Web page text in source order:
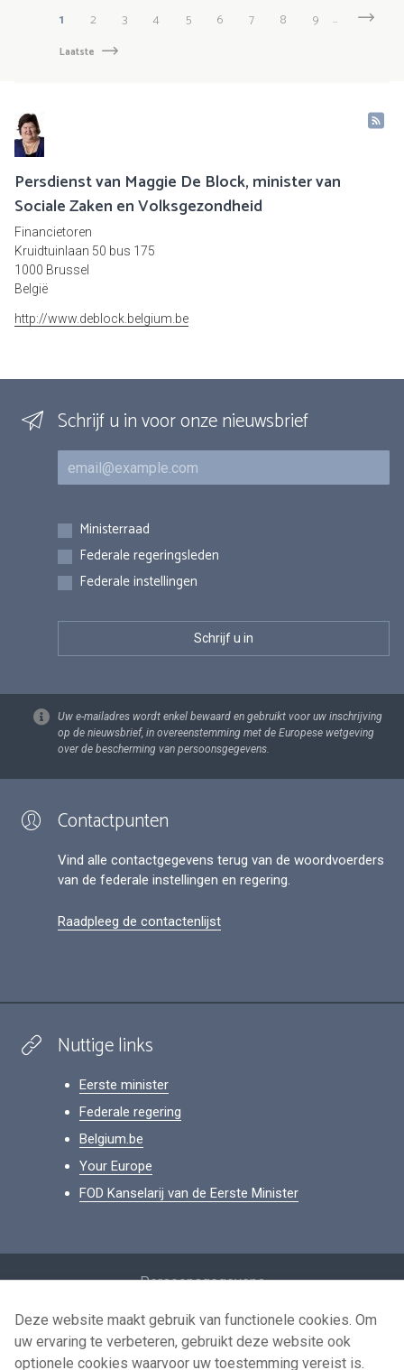
PagineringHuidige
1 Pagina
2 Pagina
3 Pagina
4 Pagina
5 Pagina
6 Pagina
7 Pagina
8 Pagina
9 …
Laatste
Laatste
Persdienst van Maggie De Block, minister van
Sociale Zaken en Volksgezondheid
Financietoren
Kruidtuinlaan 50 bus 175
1000 Brussel
België
http://www.deblock.belgium.be
Schrijf u in voor onze nieuwsbrief
E-mail
Inschrijvingen
Ministerraad
Federale regeringsleden
Federale instellingen
Uw e-mailadres wordt enkel bewaard en gebruikt voor uw inschrijving
op de nieuwsbrief, in overeenstemming met de Europese wetgeving
over de bescherming van persoonsgegevens.
Contactpunten
Vind alle contactgegevens terug van de woordvoerders
van de federale instellingen en regering.
Raadpleeg de contactenlijst
Nuttige links
Eerste minister
Federale regering
Belgium.be
Your Europe
FOD Kanselarij van de Eerste Minister
Persoonsgegevens
Voorwaarden voor het hergebruik
Contacteer ons
Deze website maakt gebruik van functionele cookies. Om
uw ervaring te verbeteren, gebruikt deze website ook
optionele cookies waarvoor uw toestemming vereist is.